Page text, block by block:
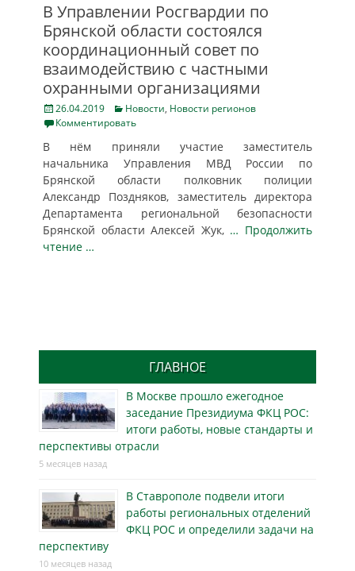
В Управлении Росгвардии по
Брянской области состоялся
координационный совет по
взаимодействию с частными
охранными организациями
Posted
on
26.04.2019 Categories
Новости, Новости регионов
Комментировать
В нём приняли участие заместитель
начальника Управления МВД России по
Брянской области полковник полиции
Александр Поздняков, заместитель директора
Департамента региональной безопасности
Брянской области Алексей Жук, … Продолжить
чтение …
ГЛАВНОЕ
В Москве прошло ежегодное
заседание Президиума ФКЦ РОС:
итоги работы, новые стандарты и
перспективы отрасли
5 месяцев назад
В Ставрополе подвели итоги
работы региональных отделений
ФКЦ РОС и определили задачи на
перспективу
10 месяцев назад